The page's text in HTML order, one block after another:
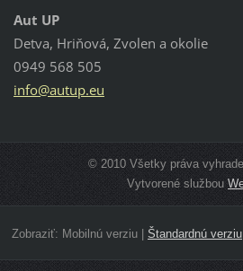
Aut UP
Detva, Hriňová, Zvolen a okolie
0949 568 505
info@autup.eu
© 2010 Všetky práva
Vytvorené službou
Zobraziť: Mobilnú verziu| Štandardnú verziu